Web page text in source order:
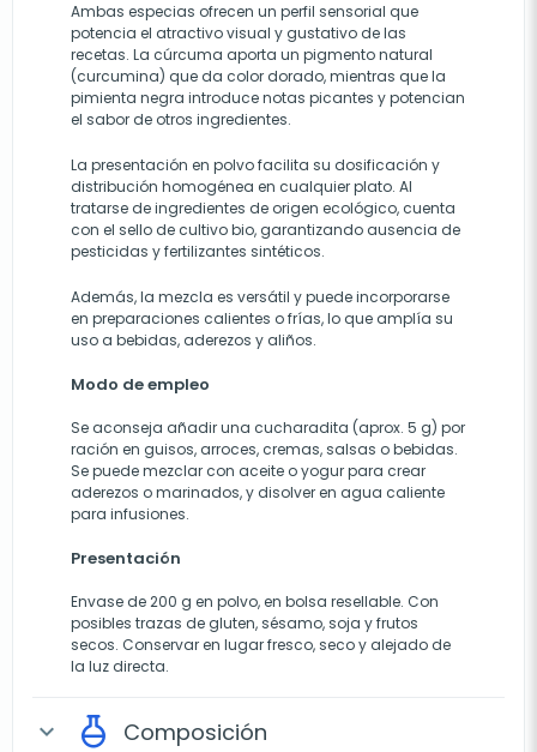
Ambas especias ofrecen un perfil sensorial que
potencia el atractivo visual y gustativo de las
recetas. La cúrcuma aporta un pigmento natural
(curcumina) que da color dorado, mientras que la
pimienta negra introduce notas picantes y potencian
el sabor de otros ingredientes.
La presentación en polvo facilita su dosificación y
distribución homogénea en cualquier plato. Al
tratarse de ingredientes de origen ecológico, cuenta
con el sello de cultivo bio, garantizando ausencia de
pesticidas y fertilizantes sintéticos.
Además, la mezcla es versátil y puede incorporarse
en preparaciones calientes o frías, lo que amplía su
uso a bebidas, aderezos y aliños.
Modo de empleo
Se aconseja añadir una cucharadita (aprox. 5 g) por
ración en guisos, arroces, cremas, salsas o bebidas.
Se puede mezclar con aceite o yogur para crear
aderezos o marinados, y disolver en agua caliente
para infusiones.
Presentación
Envase de 200 g en polvo, en bolsa resellable. Con
posibles trazas de gluten, sésamo, soja y frutos
secos. Conservar en lugar fresco, seco y alejado de
la luz directa.
expand_more Composición